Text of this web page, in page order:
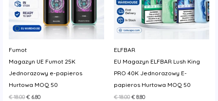
Fumot
Magazyn UE Fumot 25K
Jednorazowy e-papieros
Hurtowa MOQ 50
€18.00Pierwotna
€ 6.80Aktualna
ELFBAR
EU Magazyn ELFBAR Lush King
PRO 40K Jednorazowy E-
papieros Hurtowa MOQ 50
€18.00 Pierwotna
€ 8.80Aktualna